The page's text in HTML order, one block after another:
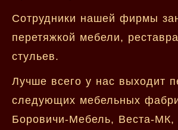
Сотрудники нашей фирмы
перетяжкой мебели,
стульев.
Лучше всего у нас выходит
следующих мебельных
Боровичи-Мебель, Веста-